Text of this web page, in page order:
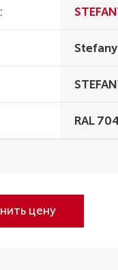
RAL
цену